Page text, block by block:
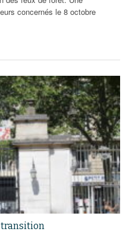
concernés le 8 octobre
transition